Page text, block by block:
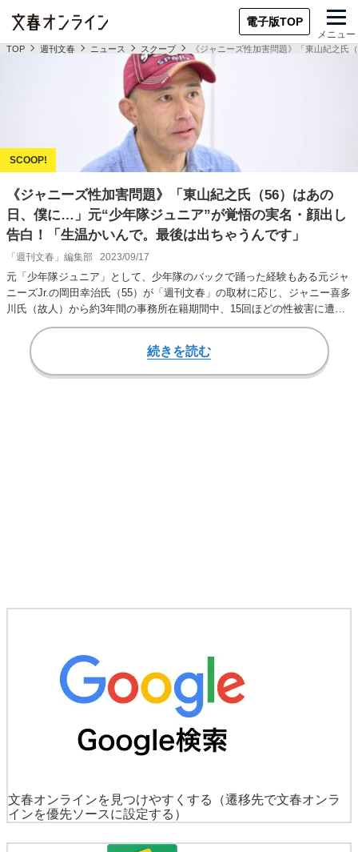
電子版TOP
メニュー
TOP 週刊文春 ニュース スクープ 《ジャニーズ性加害問題》「東山紀之氏
《ジャニーズ性加害問題》「東山紀之氏（56）はあの
日、僕に…」元“少年隊ジュニア”が覚悟の実名・顔出し
告白！「生温かいんで。最後は出ちゃうんです」
「週刊文春」編集部 2023/09/17
元「少年隊ジュニア」として、少年隊のバックで踊った経験もある元ジャ
ニーズJr.の岡田幸治氏（55）が「週刊文春」の取材に応じ、ジャニー喜多
川氏（故人）から約3年間の事務所在籍期間中、15回ほどの性被害に遭っ
たと告発…
続きを読む
文春オンラインを見つけやすくする
（遷移先で文春オンラ
インを優先ソースに設定する）